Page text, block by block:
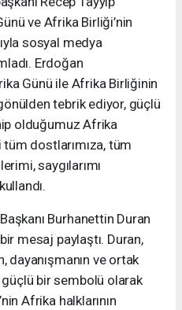
ve Afrika Birliği’nin
sosyal medya
Erdoğan
Günü ile Afrika Birliğinin
tebrik ediyor, güçlü
olduğumuz Afrika
tüm dostlarımıza, tüm
saygılarımı
Burhanettin Duran
mesaj paylaştı. Duran,
dayanışmanın ve ortak
bir sembolü olarak
Afrika halklarının